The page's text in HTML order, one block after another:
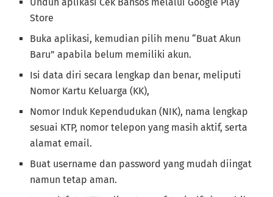
Store
Buka aplikasi, kemudian pilih menu “Buat Akun
Baru” apabila belum memiliki akun.
Isi data diri secara lengkap dan benar, meliputi
Nomor Kartu Keluarga (KK),
Nomor Induk Kependudukan (NIK), nama lengkap
sesuai KTP, nomor telepon yang masih aktif, serta
alamat email.
Buat username dan password yang mudah diingat
namun tetap aman.